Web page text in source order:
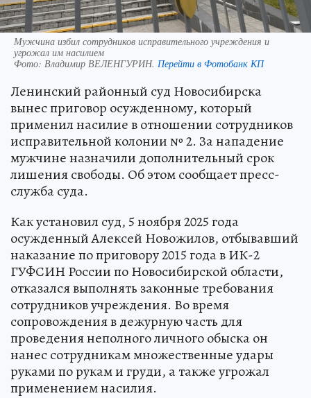
Мужчина избил сотрудников исправительного учреждения и
угрожал им насилием
Фото: Владимир ВЕЛЕНГУРИН. Перейти в Фотобанк КП
Ленинский районный суд Новосибирска
вынес приговор осужденному, который
применил насилие в отношении сотрудников
исправительной колонии № 2. За нападение
мужчине назначили дополнительный срок
лишения свободы. Об этом сообщает пресс-
служба суда.
Как установил суд, 5 ноября 2025 года
осужденный Алексей Новожилов, отбывавший
наказание по приговору 2015 года в ИК-2
ГУФСИН России по Новосибирской области,
отказался выполнять законные требования
сотрудников учреждения. Во время
сопровождения в дежурную часть для
проведения неполного личного обыска он
нанес сотрудникам множественные удары
руками по рукам и груди, а также угрожал
применением насилия.